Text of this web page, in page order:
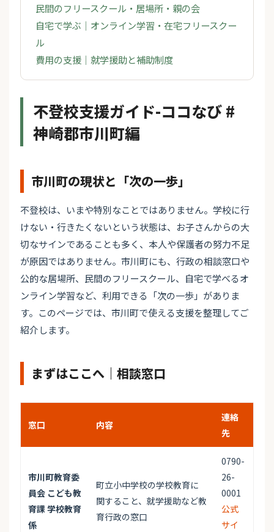
民間のフリースクール・居場所・親の会
自宅で学ぶ｜オンライン学習・在宅フリースクー
ル
費用の支援｜就学援助と補助制度
不登校支援ガイド-ココなび #
神崎郡市川町編
市川町の現状と「次の一歩」
不登校は、いまや特別なことではありません。学校に行
けない・行きたくないという状態は、お子さんからの大
切なサインであることも多く、本人や保護者の努力不足
が原因ではありません。市川町にも、行政の相談窓口や
公的な居場所、民間のフリースクール、自宅で学べるオ
ンライン学習など、利用できる「次の一歩」がありま
す。このページでは、市川町で使える支援を整理してご
紹介します。
まずはここへ｜相談窓口
窓口 内容
連絡
先
市川町教育委
員会 こども教
育課 学校教育
係
町立小中学校の学校教育に
関すること、就学援助など教
育行政の窓口
0790-
26-
0001
公式
サイ